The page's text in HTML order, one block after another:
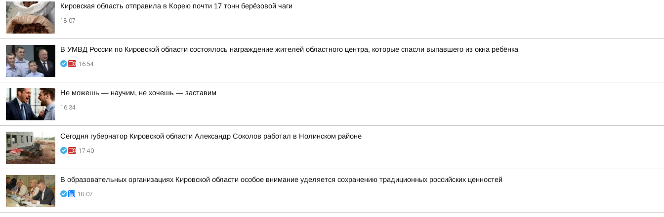
Кировская область отправила в Корею почти 17 тонн берёзовой чаги
18:07
В УМВД России по Кировской области состоялось награждение жителей областного центра, которые спасли выпавшего из окна ребёнка
16:54
Не можешь — научим, не хочешь — заставим
16:34
Сегодня губернатор Кировской области Александр Соколов работал в Нолинском районе
17:40
В образовательных организациях Кировской области особое внимание уделяется сохранению традиционных российских ценностей
18:07